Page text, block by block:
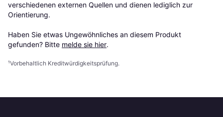
verschiedenen externen Quellen und dienen lediglich zur
Orientierung.
Haben Sie etwas Ungewöhnliches an diesem Produkt
gefunden? Bitte melde sie hier.
¹Vorbehaltlich Kreditwürdigkeitsprüfung.